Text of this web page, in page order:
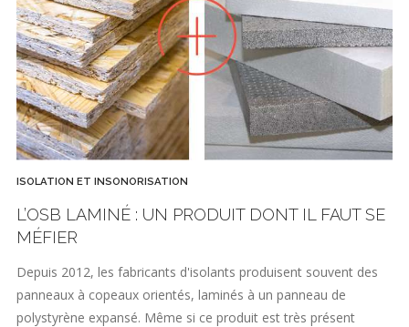
ISOLATION ET INSONORISATION
L’OSB LAMINÉ : UN PRODUIT DONT IL FAUT SE
MÉFIER
Depuis 2012, les fabricants d'isolants produisent souvent des
panneaux à copeaux orientés, laminés à un panneau de
polystyrène expansé. Même si ce produit est très présent